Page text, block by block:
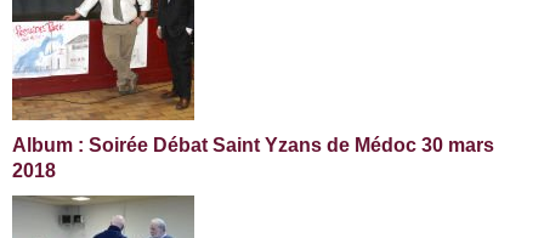
Album : Soirée Débat Saint Yzans de Médoc 30 mars
2018